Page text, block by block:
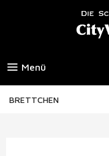
Menü
BRETTCHEN